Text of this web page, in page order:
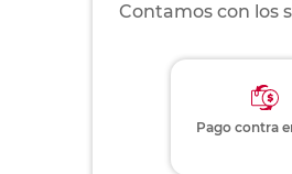
Contamos con los
Pago contra